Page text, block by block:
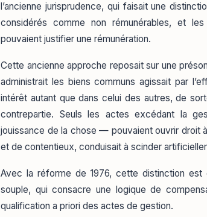
l’ancienne jurisprudence, qui faisait une
considérés comme non rémunérables, et
pouvaient justifier une rémunération.
Cette ancienne approche reposait sur une
administrait les biens communs agissait par
intérêt autant que dans celui des autres, de
contrepartie. Seuls les actes excédant la
jouissance de la chose — pouvaient ouvrir droit
et de contentieux, conduisait à scinder
Avec la réforme de 1976, cette distinction est
souple, qui consacre une logique de
qualification a priori des actes de gestion.